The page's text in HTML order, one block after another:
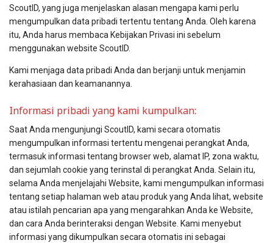
ScoutID, yang juga menjelaskan alasan mengapa kami perlu
mengumpulkan data pribadi tertentu tentang Anda. Oleh karena
itu, Anda harus membaca Kebijakan Privasi ini sebelum
menggunakan website ScoutID.
Kami menjaga data pribadi Anda dan berjanji untuk menjamin
kerahasiaan dan keamanannya.
Informasi pribadi yang kami kumpulkan:
Saat Anda mengunjungi ScoutID, kami secara otomatis
mengumpulkan informasi tertentu mengenai perangkat Anda,
termasuk informasi tentang browser web, alamat IP, zona waktu,
dan sejumlah cookie yang terinstal di perangkat Anda. Selain itu,
selama Anda menjelajahi Website, kami mengumpulkan informasi
tentang setiap halaman web atau produk yang Anda lihat, website
atau istilah pencarian apa yang mengarahkan Anda ke Website,
dan cara Anda berinteraksi dengan Website. Kami menyebut
informasi yang dikumpulkan secara otomatis ini sebagai